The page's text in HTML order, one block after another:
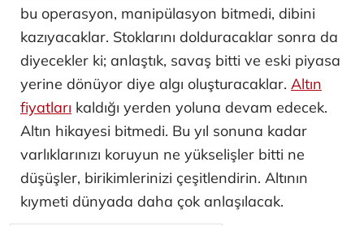
bu operasyon, manipülasyon bitmedi, dibini
kazıyacaklar. Stoklarını dolduracaklar sonra da
diyecekler ki; anlaştık, savaş bitti ve eski piyasa
yerine dönüyor diye algı oluşturacaklar. Altın
fiyatları kaldığı yerden yoluna devam edecek.
Altın hikayesi bitmedi. Bu yıl sonuna kadar
varlıklarınızı koruyun ne yükselişler bitti ne
düşüşler, birikimlerinizi çeşitlendirin. Altının
kıymeti dünyada daha çok anlaşılacak.